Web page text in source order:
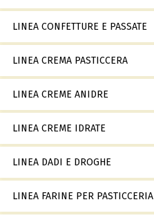
LINEA CONFETTURE E PASSATE
LINEA CREMA PASTICCERA
LINEA CREME ANIDRE
LINEA CREME IDRATE
LINEA DADI E DROGHE
LINEA FARINE PER PASTICCERIA